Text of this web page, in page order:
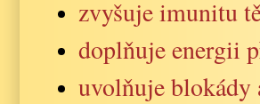
zvyšuje imunitu
doplňuje energii
uvolňuje blokády